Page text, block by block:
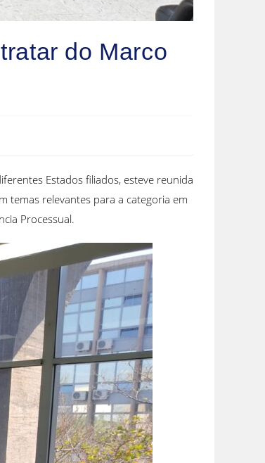
do Marco
Estados filiados, esteve reunida
temas relevantes para a categoria em
Processual.